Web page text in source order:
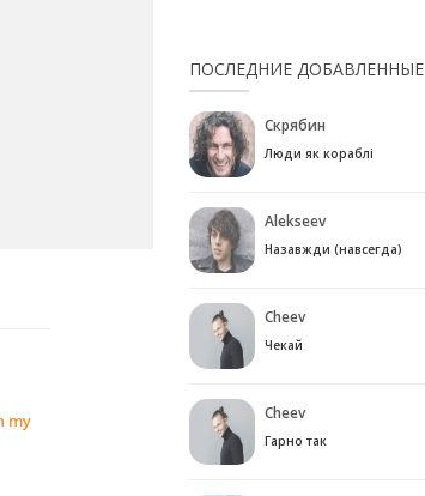
my
ПОСЛЕДНИЕ ДОБАВЛЕННЫЕ
Скрябин
Люди як кораблі
Alekseev
Назавжди (навсегда)
Cheev
Чекай
Cheev
Гарно так